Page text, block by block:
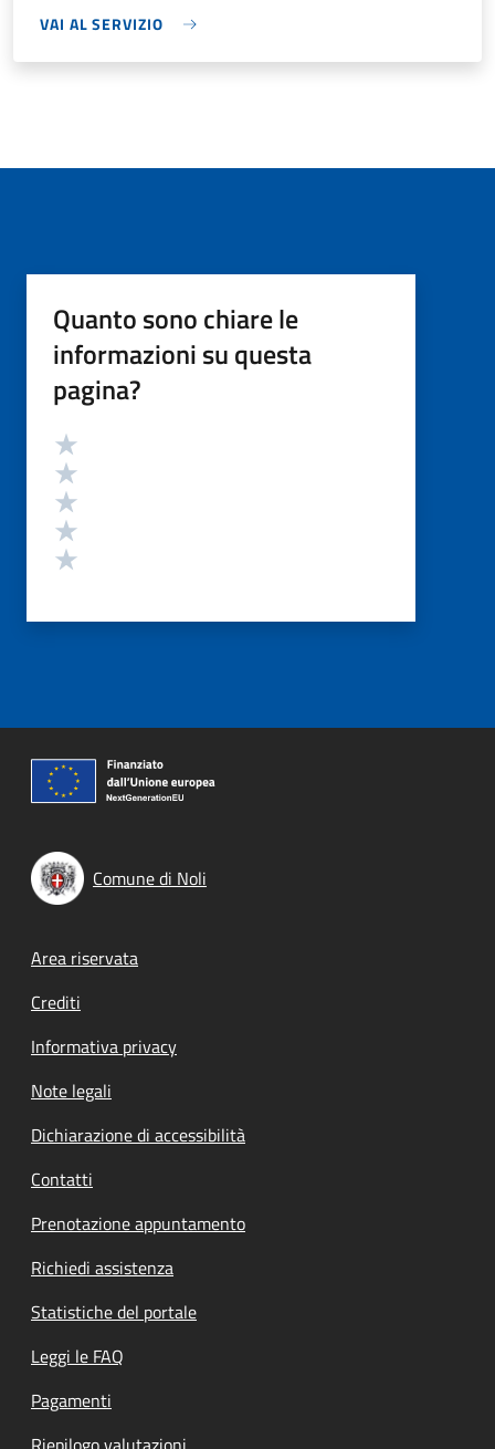
VAI AL SERVIZIO
Quanto sono chiare le
informazioni su questa
pagina?
Valutazione
Comune di Noli
Footer menu
Area riservata
Crediti
Informativa privacy
Note legali
Dichiarazione di accessibilità
Contatti
Prenotazione appuntamento
Richiedi assistenza
Statistiche del portale
Leggi le FAQ
Pagamenti